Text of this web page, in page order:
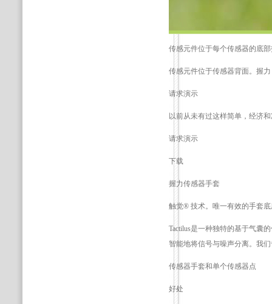
传感元件位于每个传感器的底
传感元件位于传感器背面。握力
请求演示
以前从未有过这样简单，经济
请求演示
下载
握力传感器手套
触觉® 技术。唯一有效的手套
Tactilus是一种独特的基于气囊
智能地将信号与噪声分离。我
传感器手套和单个传感器点
好处